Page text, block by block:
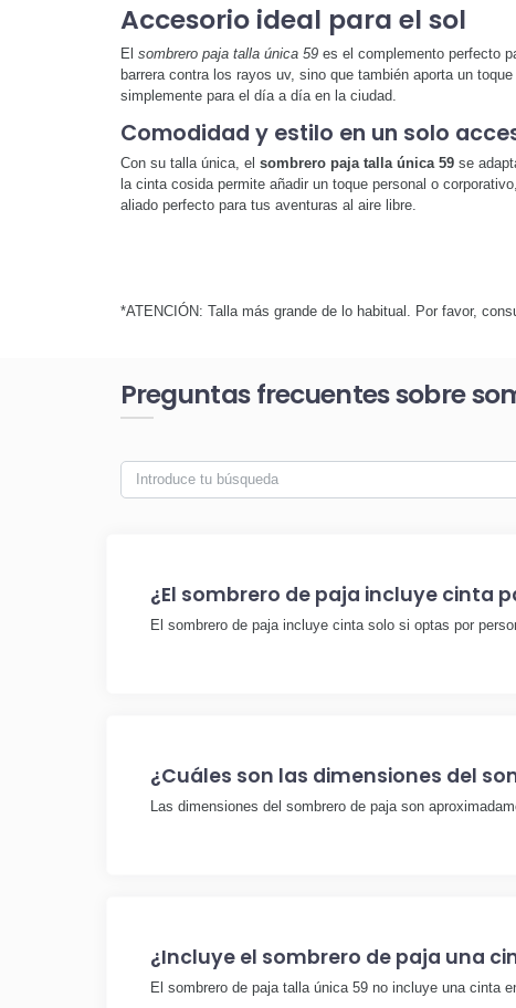
Accesorio ideal para el sol
El sombrero paja talla única 59es el complemento perfecto
barrera contra los rayos uv, sino que también aporta un
simplemente para el día a día en la ciudad.
Comodidad y estilo en un solo
Con su talla única, el sombrero paja talla única 59se
la cinta cosida permite añadir un toque personal o
aliado perfecto para tus aventuras al aire libre.
*ATENCIÓN: Talla más grande de lo habitual. Por favor,
Preguntas frecuentes sobre
¿El sombrero de paja incluye cinta
El sombrero de paja incluye cinta solo si optas por
¿Cuáles son las dimensiones del
Las dimensiones del sombrero de paja son
¿Incluye el sombrero de paja una
El sombrero de paja talla única 59 no incluye una cinta